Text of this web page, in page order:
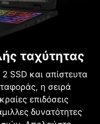
ταχύτητας
SSD και απίστευτα
η σειρά
επιδόσεις
δυνατότητες